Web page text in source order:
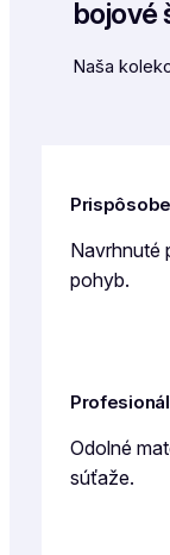
bojové
Naša
Navrhnuté
pohyb.
Odolné
súťaže.